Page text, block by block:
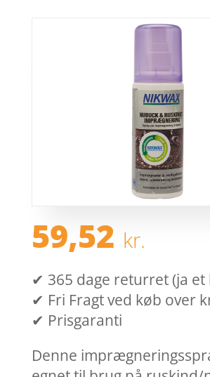
59,52 kr.
✔ 365 dage returret (ja et
✔ Fri Fragt ved køb over
✔ Prisgaranti
Denne